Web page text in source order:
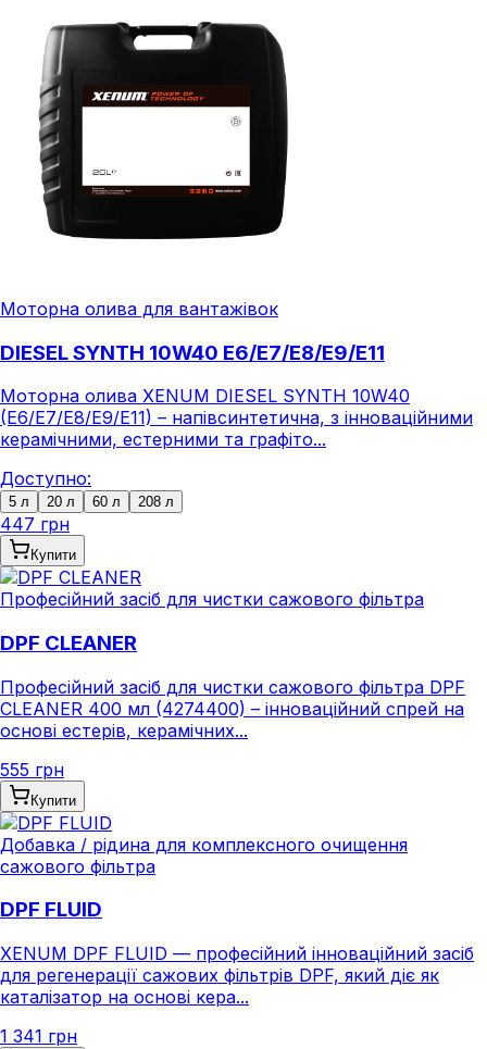
Моторна олива для вантажівок
DIESEL SYNTH 10W40 E6/E7/E8/E9/E11
Моторна олива XENUM DIESEL SYNTH 10W40
(E6/E7/E8/E9/E11) – напівсинтетична, з інноваційними
керамічними, естерними та графіто...
Доступно:
5 л 20 л 60 л 208 л
447 грн
Купити
Професійний засіб для чистки сажового фільтра
DPF CLEANER
Професійний засіб для чистки сажового фільтра DPF
CLEANER 400 мл (4274400) – інноваційний спрей на
основі естерів, керамічних...
555 грн
Купити
Добавка / рідина для комплексного очищення
сажового фільтра
DPF FLUID
XENUM DPF FLUID — професійний інноваційний засіб
для регенерації сажових фільтрів DPF, який діє як
каталізатор на основі кера...
1 341 грн